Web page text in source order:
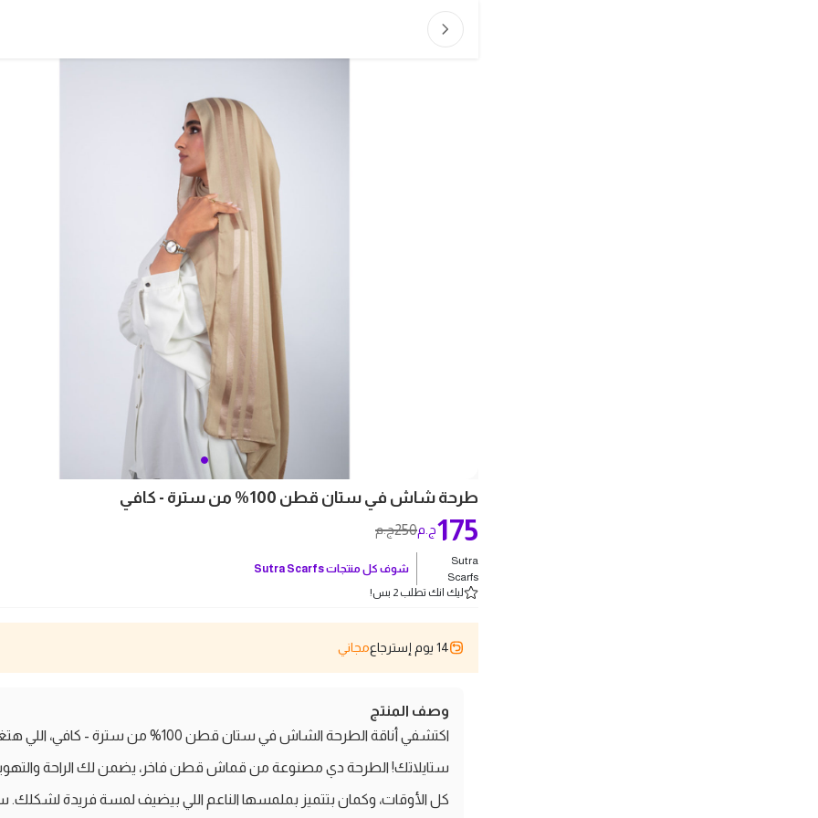
طرحة شاش في ستان قطن 100% من سترة - كافي
250ج.م 175ج.م
Sutra
Scarfs
شوف كل منتجاتSutra Scarfs
ليك انك تطلب 2 بس!
14 يوم إسترجاع مجاني
وصف المنتج
اكتشفي أناقة الطرحة الشاش في ستان قطن 100% من سترة -
ستايلاتك! الطرحة دي مصنوعة من قماش قطن فاخر، يضمن لك الراحة
كل الأوقات، وكمان بتتميز بملمسها الناعم اللي بيضيف لمسة فريدة لشكلك.